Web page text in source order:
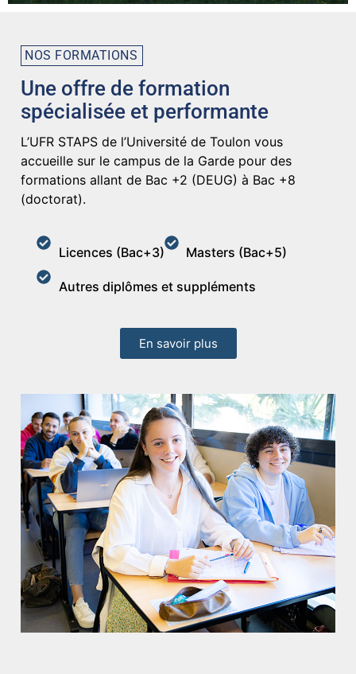
Sciences du Sport
Campus de La Garde • Université de
Toulon
En savoir +
NOS FORMATIONS
Une offre de formation
spécialisée et performante
L’UFR STAPS de l’Université de Toulon vous
accueille sur le campus de la Garde pour des
formations allant de Bac +2 (DEUG) à Bac +8
(doctorat).
Licences (Bac+3) Masters (Bac+5)
Autres diplômes et suppléments
En savoir plus